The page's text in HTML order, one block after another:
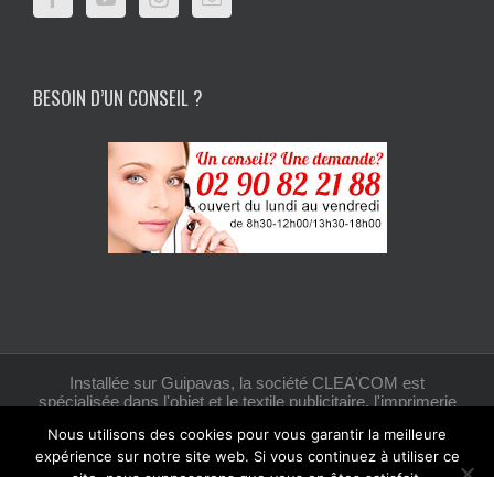
BESOIN D’UN CONSEIL ?
Installée sur Guipavas, la société CLEA'COM est
spécialisée dans l'objet et le textile publicitaire, l'imprimerie
Nous utilisons des cookies pour vous garantir la meilleure
expérience sur notre site web. Si vous continuez à utiliser ce